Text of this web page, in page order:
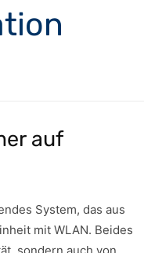
auf
System, das aus
mit WLAN. Beides